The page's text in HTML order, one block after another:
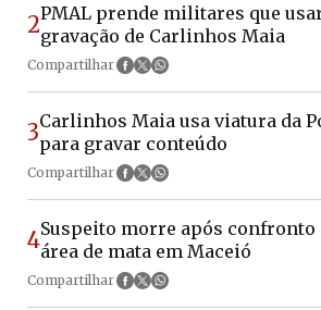
2PMAL prende militares que
gravação de Carlinhos Maia
Compartilhar
3Carlinhos Maia usa viatura da
para gravar conteúdo
Compartilhar
4Suspeito morre após confronto
área de mata em Maceió
Compartilhar